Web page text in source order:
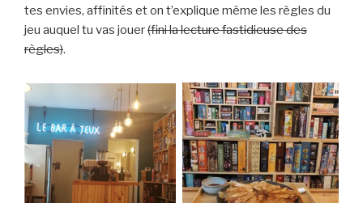
tes envies, affinités et on t’explique même les règles du
jeu auquel tu vas jouer(fini la lecture fastidieuse des
règles).